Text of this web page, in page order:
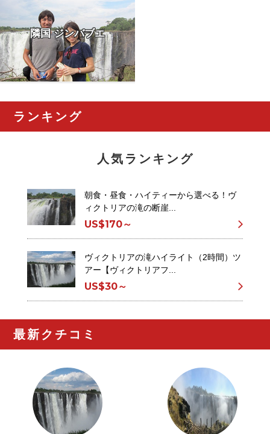
隣国 ジンバブエ
ランキング
人気ランキング
朝食・昼食・ハイティーから選べる！ヴ
ィクトリアの滝の断崖...
US$170～
ヴィクトリアの滝ハイライト（2時間）ツ
アー【ヴィクトリアフ...
US$30～
最新クチコミ